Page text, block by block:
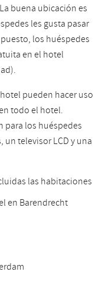
buena ubicación es
les gusta pasar
los huéspedes
en el hotel
pueden hacer uso
todo el hotel.
para los huéspedes
televisor LCD y una
las habitaciones
en Barendrecht